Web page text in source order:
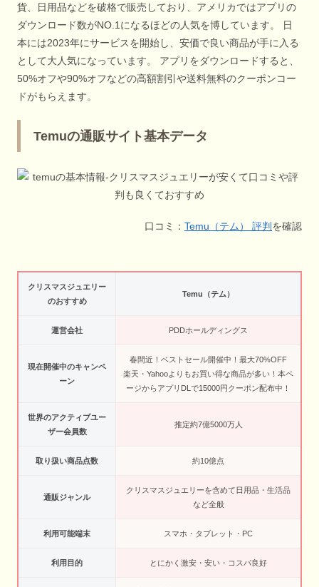
貨、日用品などを破格で販売しており、アメリカではアプリの
ダウンロード数がNO.1になるほどの人気を博しています。 日
本には2023年にサービスを開始し、安価で良い商品が手に入る
として大人気になっています。 アプリをダウンロードすると、
50%オフや90%オフなどの高額割引や送料無料のクーポンコー
ドがもらえます。
Temuの通販サイト基本データ
口コミ： Temu（テム） 評判 を確認
クリスマスジュエリー
のおすすめ
Temu（テム）
運営会社 PDDホールディングス
現在開催中のキャンペ
ーン
春間近！ベストセール開催中！最大70%OFF
楽天・Yahooよりもお買い得な商品が多い！本ペ
ージからアプリDLで15000円クーポン配布中！
世界のアクティブユー
ザー会員数
推定約7億5000万人
取り扱い商品点数 約10億点
通販ジャンル
クリスマスジュエリーを含めて日用品・生活品
など全般
利用可能端末 スマホ・タブレット・PC
利用目的 とにかく激安・安い・コスパ良好